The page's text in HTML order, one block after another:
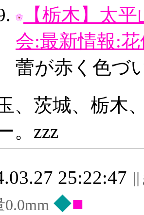
【栃木】太
会:最新情報:
蕾が赤く色づ
、茨城、栃木
。zzz
25:22:47
0.0mm ◆